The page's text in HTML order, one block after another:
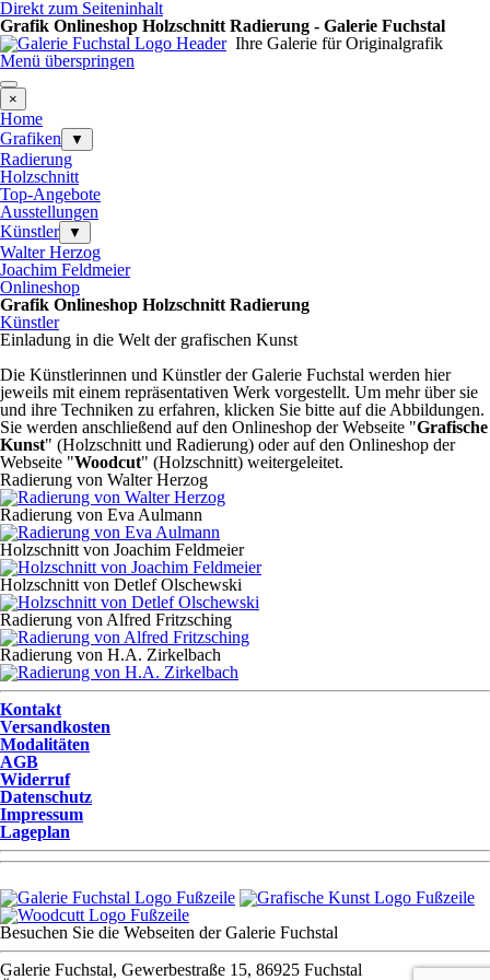
Direkt zum Seiteninhalt
Grafik Onlineshop Holzschnitt Radierung - Galerie Fuchstal
Ihre Galerie für Originalgrafik
Menü überspringen
×
Home
Grafiken
▼
Radierung
Holzschnitt
Top-Angebote
Ausstellungen
Künstler
▼
Walter Herzog
Joachim Feldmeier
Onlineshop
Grafik Onlineshop Holzschnitt Radierung
Künstler
Einladung in die Welt der grafischen Kunst
Die Künstlerinnen und Künstler der Galerie Fuchstal werden hier
jeweils mit einem repräsentativen Werk vorgestellt. Um mehr über sie
und ihre Techniken zu erfahren, klicken Sie bitte auf die Abbildungen.
Sie werden anschließend auf den Onlineshop der Webseite "Grafische
Kunst" (Holzschnitt und Radierung) oder auf den Onlineshop der
Webseite "Woodcut" (Holzschnitt) weitergeleitet.
Radierung von Walter Herzog
Radierung von Eva Aulmann
Holzschnitt von Joachim Feldmeier
Holzschnitt von Detlef Olschewski
Radierung von Alfred Fritzsching
Radierung von H.A. Zirkelbach
Kontakt
Versandkosten
Modalitäten
AGB
Widerruf
Datenschutz
Impressum
Lageplan
Besuchen Sie die Webseiten der Galerie Fuchstal
Galerie Fuchstal, Gewerbestraße 15, 86925 Fuchstal